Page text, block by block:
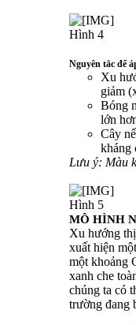
Hình 4
Nguyên tắc để
Xu
giảm
Bóng
lớn
Cây
kháng
Lưu ý: Màu
Hình 5
MÔ HÌNH
Xu hướng
xuất hiện
một khoảng
xanh che
chúng ta có
trường đang